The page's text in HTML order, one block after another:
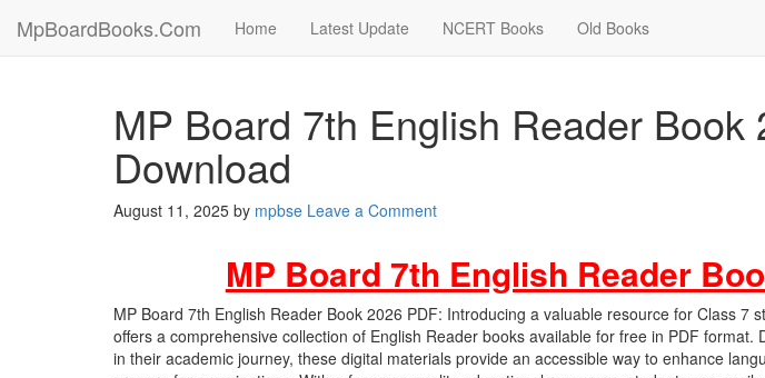
MpBoardBooks.Com Home Latest Update NCERT Books Old Books
MP Board 7th English Reader Book
Download
August 11, 2025 by mpbse Leave a Comment
MP Board 7th English Reader
MP Board 7th English Reader Book 2026 PDF: Introducing a valuable resource for Class 7
offers a comprehensive collection of English Reader books available for free in PDF format.
in their academic journey, these digital materials provide an accessible way to enhance